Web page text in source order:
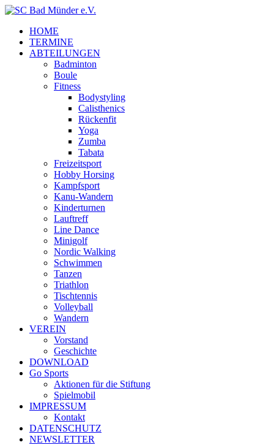
HOME
TERMINE
ABTEILUNGEN
Badminton
Boule
Fitness
Bodystyling
Calisthenics
Rückenfit
Yoga
Zumba
Tabata
Freizeitsport
Hobby Horsing
Kampfsport
Kanu-Wandern
Kinderturnen
Lauftreff
Line Dance
Minigolf
Nordic Walking
Schwimmen
Tanzen
Triathlon
Tischtennis
Volleyball
Wandern
VEREIN
Vorstand
Geschichte
DOWNLOAD
Go Sports
Aktionen für die Stiftung
Spielmobil
IMPRESSUM
Kontakt
DATENSCHUTZ
NEWSLETTER